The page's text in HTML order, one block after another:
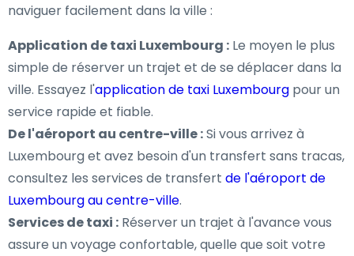
naviguer facilement dans la ville :
Application de taxi Luxembourg : Le moyen le plus
simple de réserver un trajet et de se déplacer dans la
ville. Essayez l'application de taxi Luxembourg pour un
service rapide et fiable.
De l'aéroport au centre-ville :Si vous arrivez à
Luxembourg et avez besoin d'un transfert sans tracas,
consultez les services de transfert de l'aéroport de
Luxembourg au centre-ville.
Services de taxi : Réserver un trajet à l'avance vous
assure un voyage confortable, quelle que soit votre